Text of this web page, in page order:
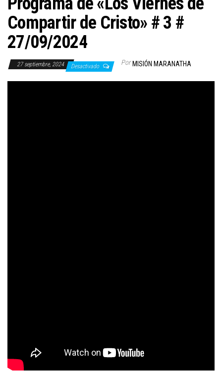
Compartir de Cristo» # 3 #
27/09/2024
27 septiembre, 2024 Desactivado Por MISIÓN MARANATHA